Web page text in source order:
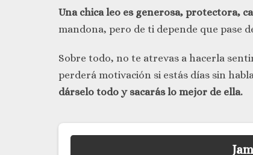
Una chica leo es generosa, protectora,
mandona, pero de ti depende que pase
Sobre todo, no te atrevas a hacerla
perderá motivación si estás días sin
dárselo todo y sacarás lo mejor de ella.